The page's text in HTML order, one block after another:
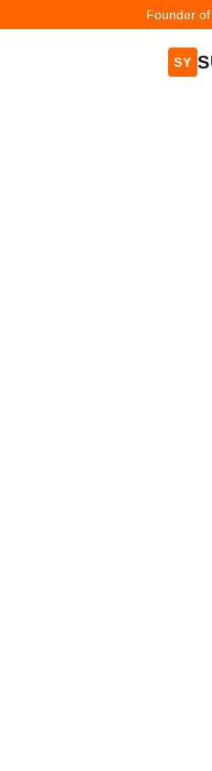
Founder
SY